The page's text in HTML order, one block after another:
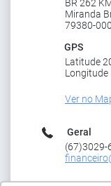
BR 262
Miranda
79380-000
GPS
Latitude
Longitude
Ver no
Geral
(67)3029-